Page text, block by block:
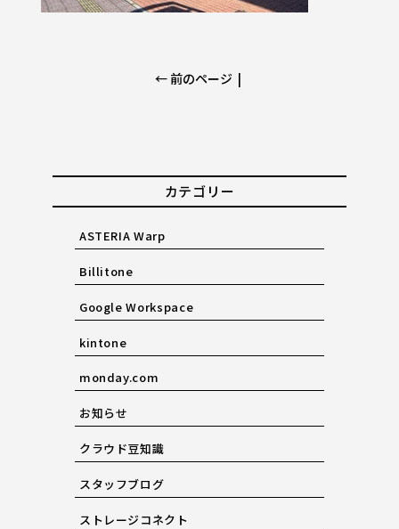
← 前のページ |
カテゴリー
ASTERIA Warp
Billitone
Google Workspace
kintone
monday.com
お知らせ
クラウド豆知識
スタッフブログ
ストレージコネクト